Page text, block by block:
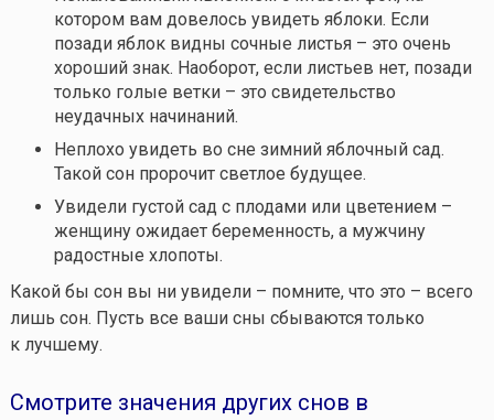
котором вам довелось увидеть яблоки. Если
позади яблок видны сочные листья – это очень
хороший знак. Наоборот, если листьев нет, позади
только голые ветки – это свидетельство
неудачных начинаний.
Неплохо увидеть во сне зимний яблочный сад.
Такой сон пророчит светлое будущее.
Увидели густой сад с плодами или цветением –
женщину ожидает беременность, а мужчину
радостные хлопоты.
Какой бы сон вы ни увидели – помните, что это – всего
лишь сон. Пусть все ваши сны сбываются только
к лучшему.
Смотрите значения других снов в